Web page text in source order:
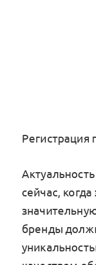
Регистрация
сейчас,
бренды